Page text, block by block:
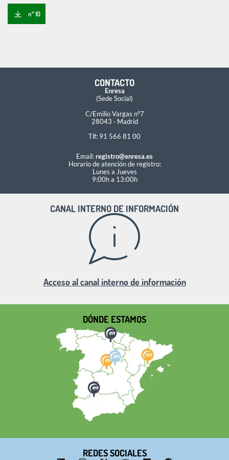
nº 10
CONTACTO
Enresa
(Sede Social)
C/Emilio Vargas nº7
28043 · Madrid
Tlf: 91 566 81 00
Email:registro@enresa.es
Horario de atención de registro:
Lunes a Jueves
9:00h a 13:00h
CANAL INTERNO DE INFORMACIÓN
Acceso al canal interno de información
DÓNDE ESTAMOS
REDES SOCIALES